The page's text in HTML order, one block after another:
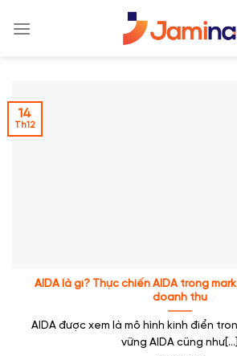
AIDA là gì? Thực chiến AIDA trong
doanh thu
AIDA được xem là mô hình kinh điển
vững AIDA cũng như[...]
14
Th12